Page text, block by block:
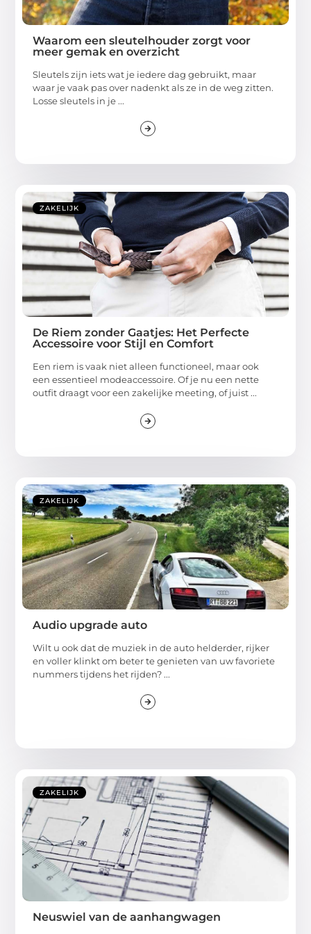
Waarom een sleutelhouder zorgt voor
meer gemak en overzicht
Sleutels zijn iets wat je iedere dag gebruikt, maar
waar je vaak pas over nadenkt als ze in de weg zitten.
Losse sleutels in je ...
ZAKELIJK
De Riem zonder Gaatjes: Het Perfecte
Accessoire voor Stijl en Comfort
Een riem is vaak niet alleen functioneel, maar ook
een essentieel modeaccessoire. Of je nu een nette
outfit draagt voor een zakelijke meeting, of juist ...
ZAKELIJK
Audio upgrade auto
Wilt u ook dat de muziek in de auto helderder, rijker
en voller klinkt om beter te genieten van uw favoriete
nummers tijdens het rijden? ...
ZAKELIJK
Neuswiel van de aanhangwagen